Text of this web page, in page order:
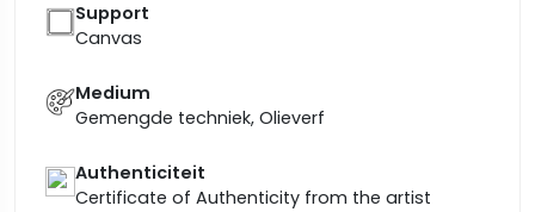
Support
Canvas
Medium
Gemengde techniek, Olieverf
Authenticiteit
Certificate of Authenticity from the artist